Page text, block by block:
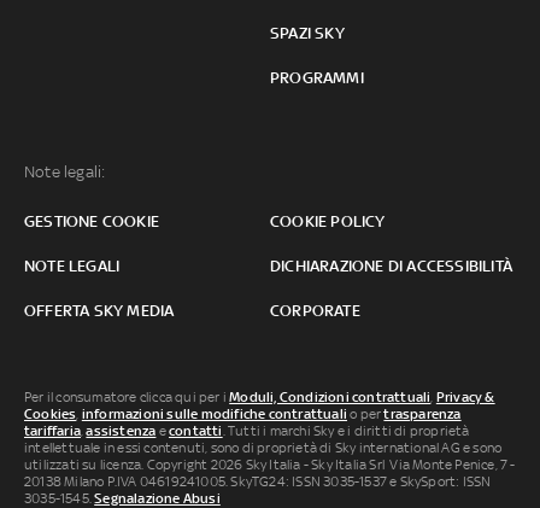
SPAZI SKY
PROGRAMMI
Note legali:
GESTIONE COOKIE COOKIE POLICY
NOTE LEGALI DICHIARAZIONE DI ACCESSIBILITÀ
OFFERTA SKY MEDIA CORPORATE
Per il consumatore clicca qui per iModuli, Condizioni contrattuali Privacy &
Cookies informazioni sulle modifiche contrattuali o pertrasparenza
tariffaria ,assistenza econtatti . Tutti i marchi Sky e i diritti di proprietà
intellettuale in essi contenuti, sono di proprietà di Sky international AG e sono
utilizzati su licenza. Copyright 2026 Sky Italia - Sky Italia Srl Via Monte Penice, 7 -
20138 Milano P.IVA 04619241005. SkyTG24: ISSN 3035-1537 e SkySport: ISSN
3035-1545.Segnalazione Abusi